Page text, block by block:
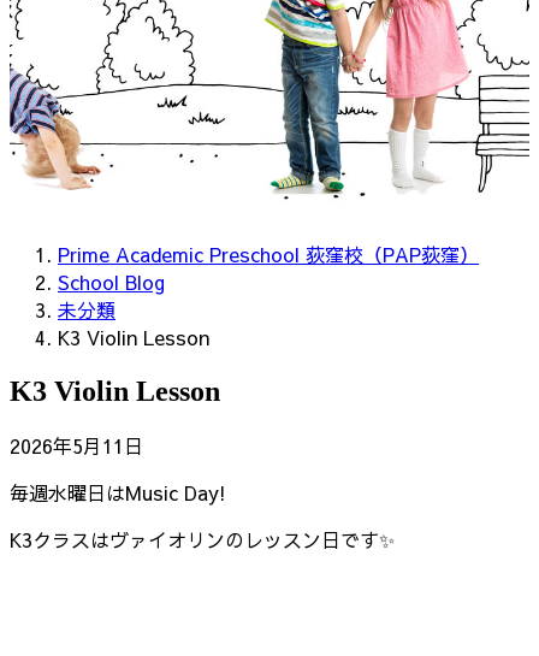
Prime Academic Preschool 荻窪校（PAP荻窪）
School Blog
未分類
K3 Violin Lesson
K3 Violin Lesson
2026年5月11日
毎週水曜日はMusic Day!
K3クラスはヴァイオリンのレッスン日です✨